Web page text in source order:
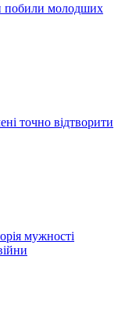
побили молодших
точно відтворити
мужності